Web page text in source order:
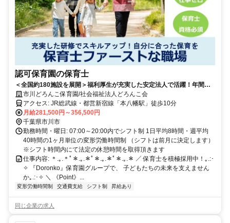
認可保育園の保育士
＜全国約180施設を展開＞福利厚生が充実した安定法人で活躍！年間休
日125日以上／賞与4.4ヶ月／海外研修完備
市川どろんこ保育園/社会福祉法人どろんこ会
アクセス: JR総武線・都営新宿線「本八幡駅」徒歩10分
月給281,500円～356,500円
千葉県市川市
勤務時間・曜日: 07:00～20:00内でシフト制 1日平均8時間・週平均
40時間の1ヶ月単位の変形労働時間制 （シフトは前月に決定します）
※シフト時間内にて法定の休憩時間を取得頂きます
仕事内容: ＊.｡.＊ﾟ＊.｡.＊ﾟ＊.｡.＊ﾟ＊.｡.＊ ／ 保育士を積極採用中！｡.:･
✧ 『Doronko』保育園グループで、 子どもたちの未来を支えません
か｡.:･✧ ＼ 《Point》...
変形労働時間制 交通費支給 シフト制 昇給あり
同じ企業の求人